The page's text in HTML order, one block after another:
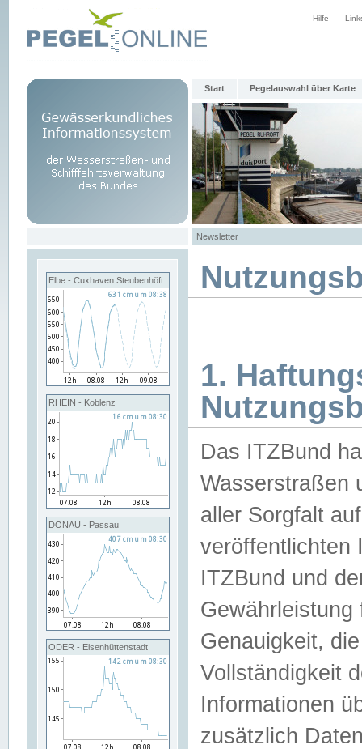
Hilfe
Start Pegelauswahl über Karte
Newsletter
Elbe - Cuxhaven Steubenhöft
RHEIN - Koblenz
DONAU - Passau
ODER - Eisenhüttenstadt
1.
Das ITZBund
Wasserstraßen
aller Sorgfalt
veröffentlichten
ITZBund und
Genauigkeit,
Vollständigkeit
Informationen
zusätzlich